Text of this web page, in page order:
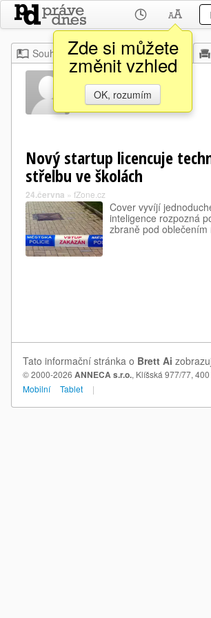
Zde si můžete
změnit vzhled
OK, rozumím
Souhrn Moje Z domova
Brett Ai
Nový startup licencuje
střelbu ve školách
24.června » fZone.cz
Cover vyvíjí
inteligence rozpozná
zbraně pod oblečením
Tato informační stránka o Brett Ai
© 2000-2026 ANNECA s.r.o., Klíšská 977/77,
Mobilní
Tablet |